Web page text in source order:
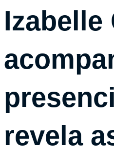
Izabelle
revela